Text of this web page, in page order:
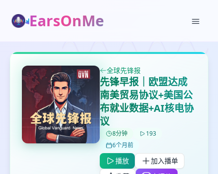
EarsOnMe
全球先锋报
先锋早报｜欧盟达成
南美贸易协议+美国公
布就业数据+AI核电协
议
8分钟
193
6个月前
播放
加入播单
打分
鼠标下留人
留
下
删除确认
取消 确认删除
加入播单
创建